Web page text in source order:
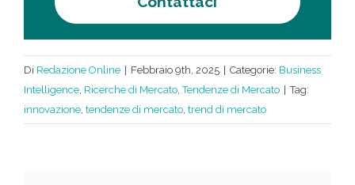
Di Redazione Online Febbraio 9th, 2025 Categorie: Business
Intelligence Ricerche di Mercato ,Tendenze di Mercato
Tag:
innovazione tendenze di mercato trend di mercato